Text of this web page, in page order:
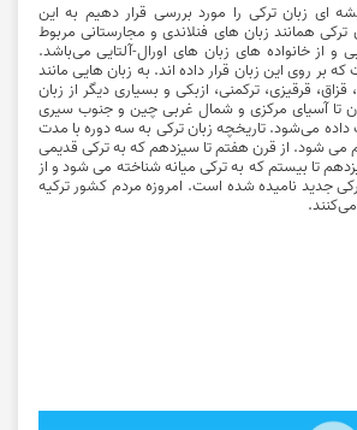
ای زبان ترکی را مورد بررسی قرار دهیم به این
همانند زبان های فنلاندی و مجارستانی مربوط
و از خانواده های زبان های اورال-آلتایی می‌باشد.
بر روی این زبان قرار داده اند. به زبان هایی مانند
قزاق، قرقیزی، ترکمنی، ازبکی و بسیاری دیگر از زبان
تا آسیای مرکزی و شمال غربی چین و جنوب سیری
می‌شود. تاریخچه زبان ترکی به سه دوره با مدت
شود. از قرن هفتم تا سیزدهم که به ترکی قدیمی
تا بیستم که به ترکی میانه شناخته می ‌شود و از
جدید نامیده شده است. امروزه مردم کشور ترکیه